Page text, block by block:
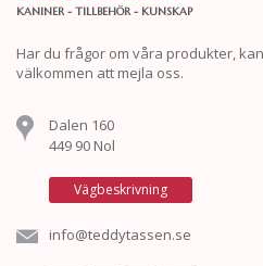
KANINER - TILLBEHÖR - KUNSKAP
Har du frågor om våra produkter,
välkommen att mejla oss.
Dalen 160
449 90 Nol
Vägbeskrivning
info@teddytassen.se